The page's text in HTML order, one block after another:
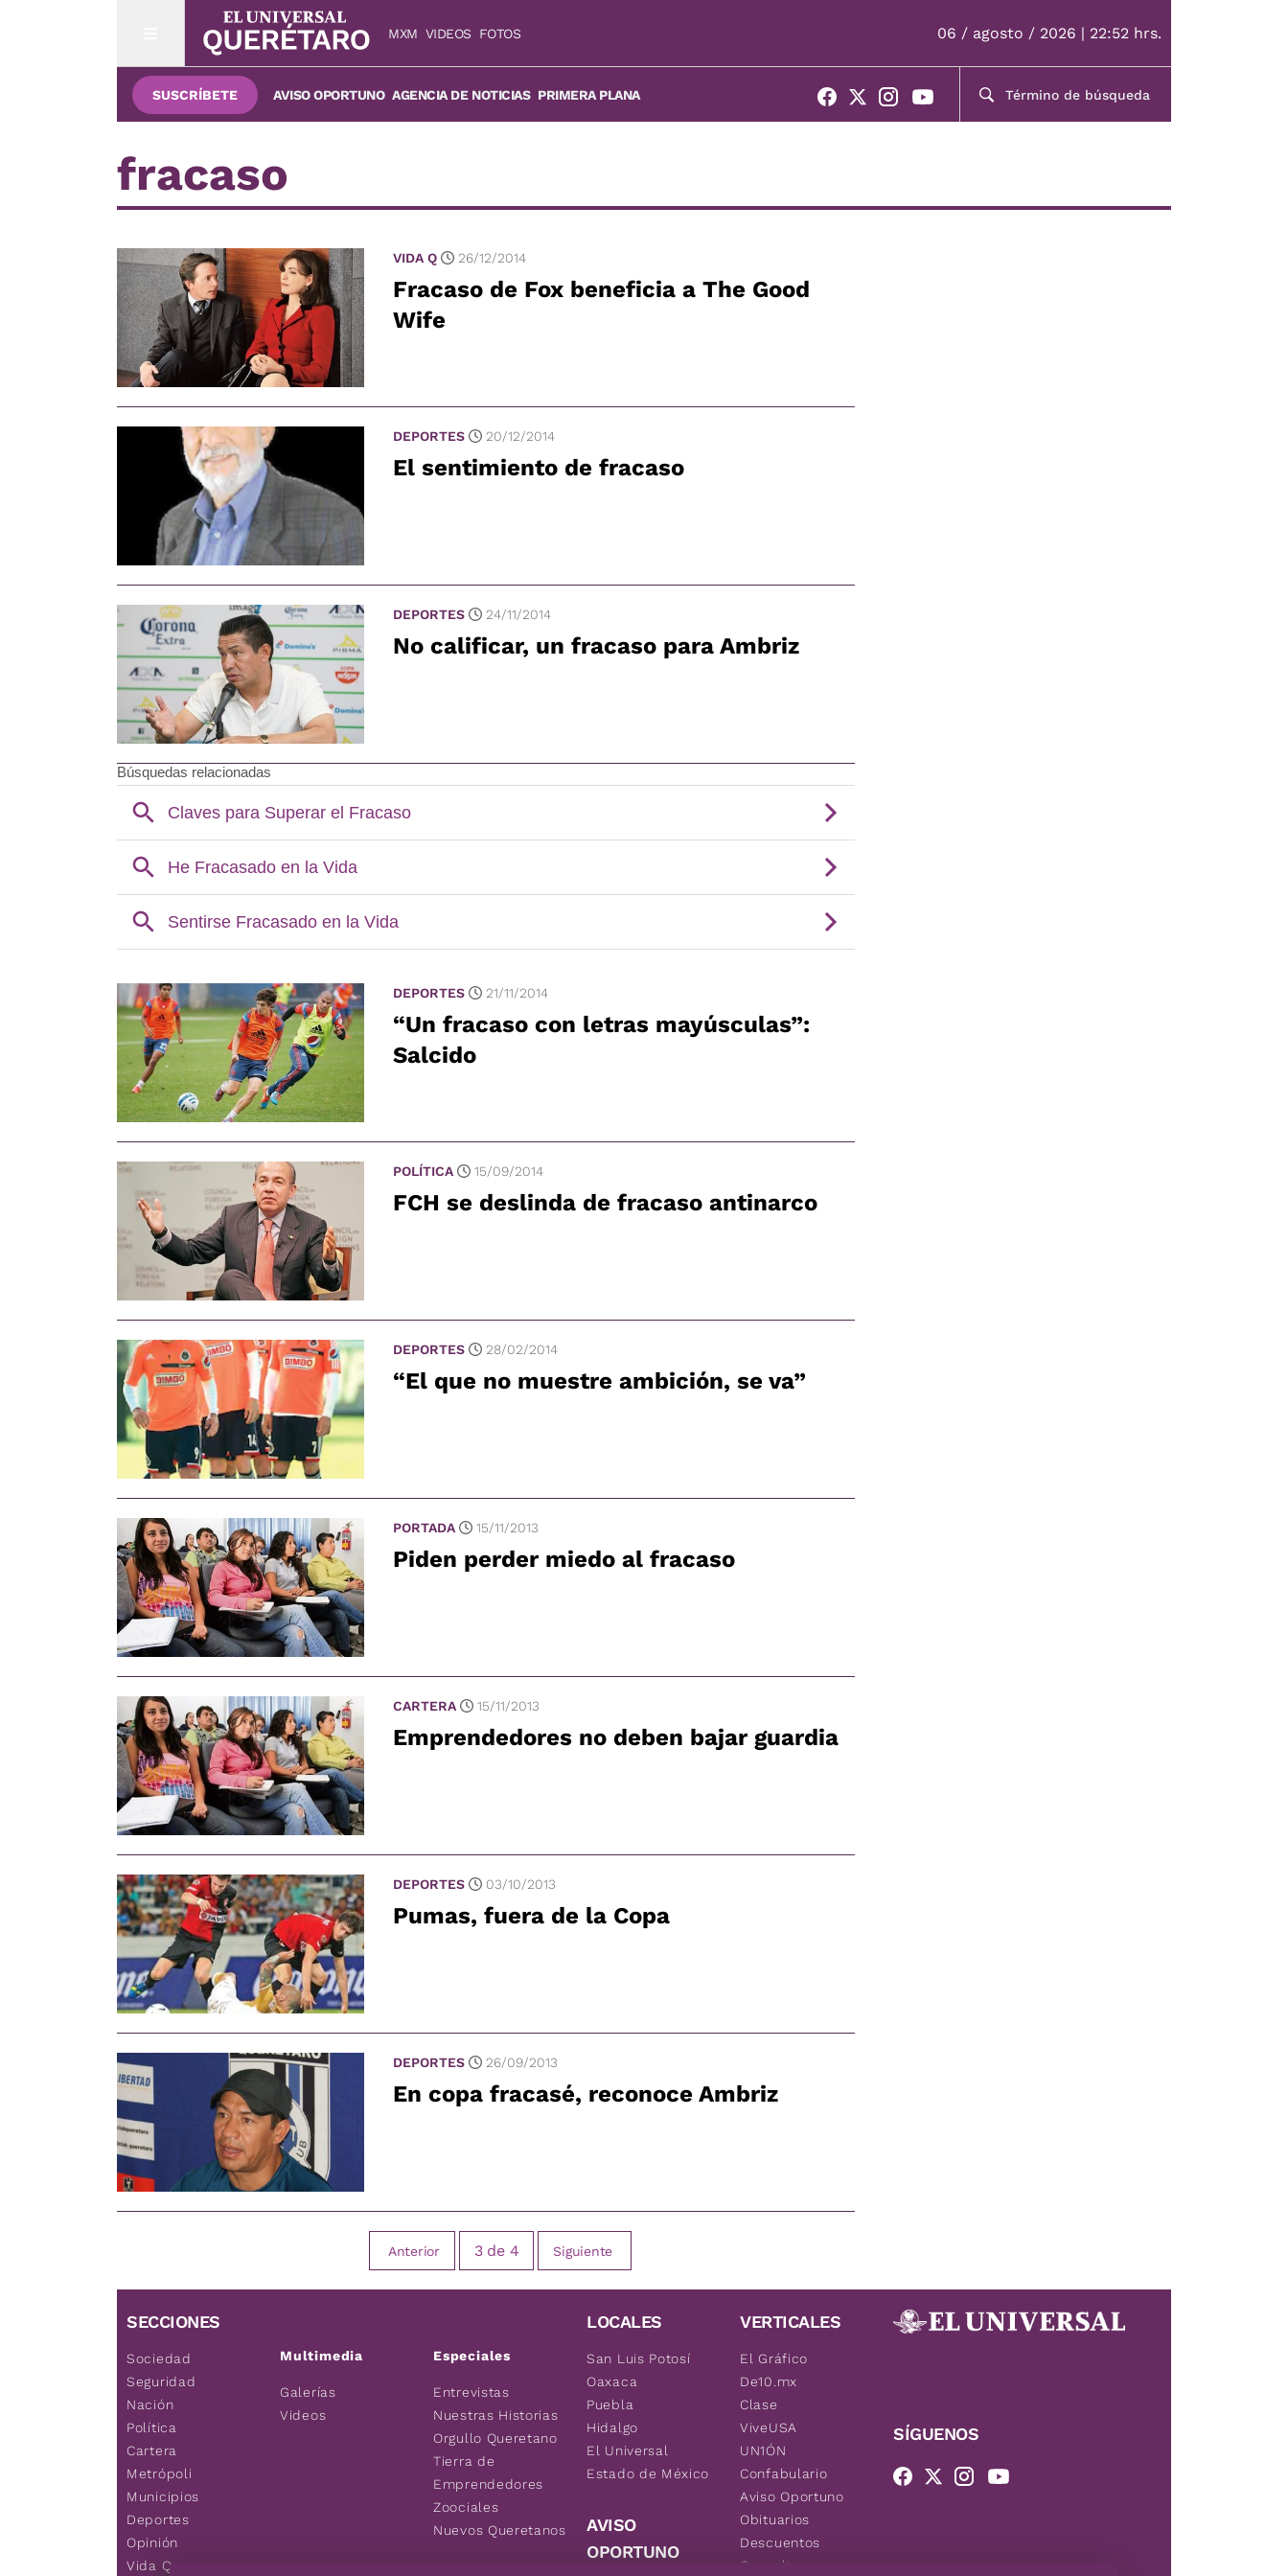
MXM VIDEOS FOTOS 06 / agosto / 2026 | 22:52 hrs.
SUSCRÍBETE AVISO OPORTUNO AGENCIA DE NOTICIAS PRIMERA PLANA
fracaso
VIDA Q 26/12/2014
Fracaso de Fox beneficia a The Good
Wife
DEPORTES 20/12/2014
El sentimiento de fracaso
DEPORTES 24/11/2014
No calificar, un fracaso para Ambriz
DEPORTES 21/11/2014
“Un fracaso con letras mayúsculas”:
Salcido
POLÍTICA 15/09/2014
FCH se deslinda de fracaso antinarco
DEPORTES 28/02/2014
“El que no muestre ambición, se va”
PORTADA 15/11/2013
Piden perder miedo al fracaso
CARTERA 15/11/2013
Emprendedores no deben bajar guardia
DEPORTES 03/10/2013
Pumas, fuera de la Copa
DEPORTES 26/09/2013
En copa fracasé, reconoce Ambriz
Anterior 3de 4 Siguiente
SECCIONES
Sociedad
Seguridad
Nación
Política
Cartera
Metrópoli
Municipios
Deportes
Opinión
Vida Q
Multimedia
Galerías
Videos
Especiales
Entrevistas
Nuestras Historias
Orgullo Queretano
Tierra de
Emprendedores
Zoociales
Nuevos Queretanos
LOCALES
San Luis Potosí
Oaxaca
Puebla
Hidalgo
El Universal
Estado de México
AVISO
OPORTUNO
VERTICALES
El Gráfico
De10.mx
Clase
ViveUSA
UN1ÓN
Confabulario
Aviso Oportuno
Obituarios
Descuentos
Consultas
SÍGUENOS